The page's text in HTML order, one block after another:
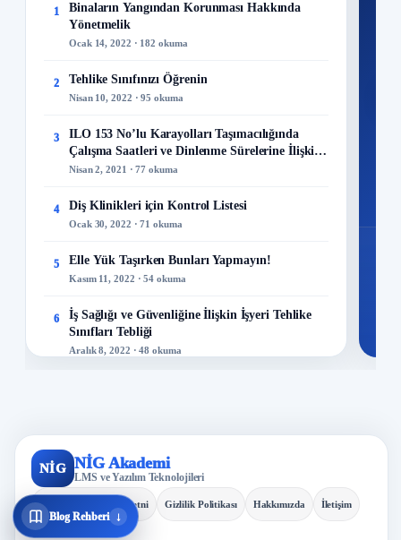
Blog Rehberi ↓
1
Binaların Yangından Korunması Hakkında
Yönetmelik
Ocak 14, 2022 · 182 okuma
2 Tehlike Sınıfınızı Öğrenin
Nisan 10, 2022 · 95 okuma
3
ILO 153 No’lu Karayolları Taşımacılığında
Çalışma Saatleri ve Dinlenme Sürelerine İlişkin
Sözleşme
Nisan 2, 2021 · 77 okuma
4 Diş Klinikleri için Kontrol Listesi
Ocak 30, 2022 · 71 okuma
5 Elle Yük Taşırken Bunları Yapmayın!
Kasım 11, 2022 · 54 okuma
6
İş Sağlığı ve Güvenliğine İlişkin İşyeri Tehlike
Sınıfları Tebliği
Aralık 8, 2022 · 48 okuma
8 Kuru Temizleme Hizmetleri Kontrol Listesi
Kasım 21, 2022 · 44 okuma
9
İş Güvenliği ve Modern Çağın Gereksinimi:
Kaliteli İş Ayakkabılarının Önemi
NİG NİG Akademi
LMS ve Yazılım Teknolojileri
KVKK Aydınlatma Metni Gizlilik Politikası Hakkımızda İletişim